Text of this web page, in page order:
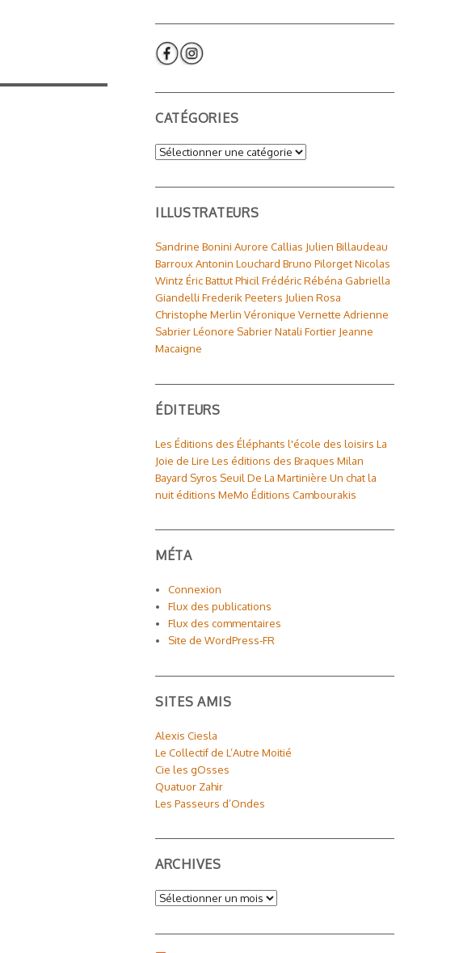
CATÉGORIES
Catégories
ILLUSTRATEURS
Sandrine Bonini Aurore Callias Julien Billaudeau
BarrouxAntonin Louchard Bruno PilorgetNicolas
WintzÉric BattutPhicilFrédéric Rébéna Gabriella
Giandelli Frederik Peeters Julien Rosa
Christophe Merlin Véronique Vernette Adrienne
SabrierLéonore SabrierNatali Fortier Jeanne
Macaigne
ÉDITEURS
Les Éditions des Éléphants l'école des loisirs La
Joie de Lire Les éditions des Braques Milan
Bayard Syros Seuil De La Martinière Un chat la
nuit éditions MeMo Éditions Cambourakis
MÉTA
Connexion
Flux des publications
Flux des commentaires
Site de WordPress-FR
SITES AMIS
Alexis Ciesla
Le Collectif de L’Autre Moitié
Cie les gOsses
Quatuor Zahir
Les Passeurs d’Ondes
ARCHIVES
Archives